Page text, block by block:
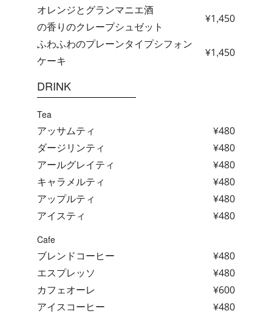
オレンジとグランマニエ酒
の香りのクレープシュゼット
¥1,450
ふわふわのプレーンタイプシフォン
ケーキ
¥1,450
DRINK
Tea
アッサムティ
¥480
ダージリンティ
¥480
アールグレイティ
¥480
キャラメルティ
¥480
アップルティ
¥480
アイスティ
¥480
Cafe
ブレンドコーヒー
¥480
エスプレッソ
¥480
カフェオーレ
¥600
アイスコーヒー
¥480